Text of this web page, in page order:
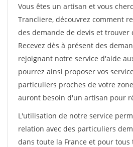
Vous êtes un artisan et vous
Trancliere, découvrez comment
des demande de devis et trouver
Recevez dès à présent des
rejoignant notre service d'aide
pourrez ainsi proposer vos
particuliers proches de votre
auront besoin d'un artisan pour
L'utilisation de notre service
relation avec des particuliers
dans toute la France et pour tous